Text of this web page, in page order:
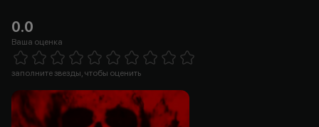
0.0
Ваша оценка
5 Stars
заполните звезды, чтобы оценить